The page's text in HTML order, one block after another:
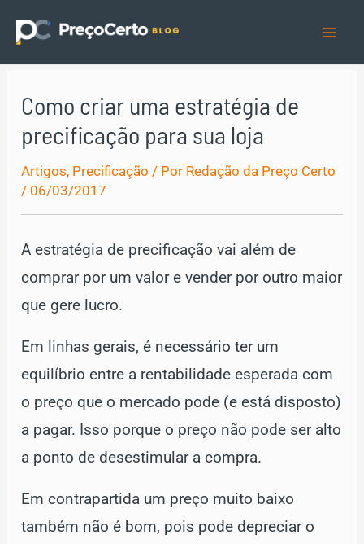
para
o
Como criar uma estratégia de
precificação para sua loja
Artigos, Precificação / Por Redação da Preço Certo
/ 06/03/2017
A estratégia de precificação vai além de
comprar por um valor e vender por outro maior
que gere lucro.
Em linhas gerais, é necessário ter um
equilíbrio entre a rentabilidade esperada com
o preço que o mercado pode (e está disposto)
a pagar. Isso porque o preço não pode ser alto
a ponto de desestimular a compra.
Em contrapartida um preço muito baixo
também não é bom, pois pode depreciar o